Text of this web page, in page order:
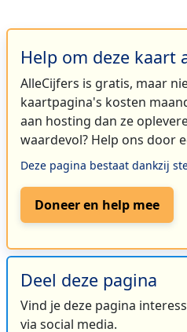
Help om deze kaart
AlleCijfers is gratis, maar
kaartpagina's kosten
aan hosting dan ze
waardevol? Help ons door
Deze pagina bestaat dankzij
Doneer en help mee
Deel deze pagina
Vind je deze pagina
via social media.